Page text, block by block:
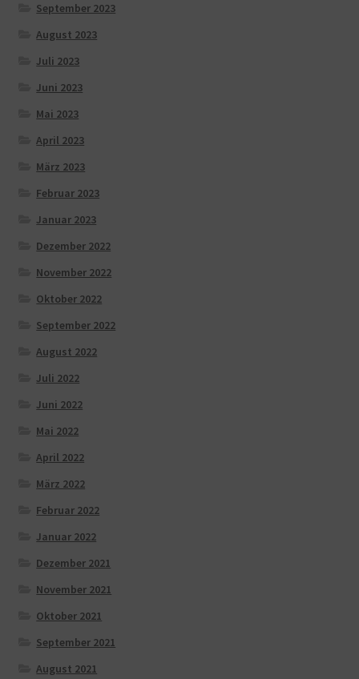
September 2023
August 2023
Juli 2023
Juni 2023
Mai 2023
April 2023
März 2023
Februar 2023
Januar 2023
Dezember 2022
November 2022
Oktober 2022
September 2022
August 2022
Juli 2022
Juni 2022
Mai 2022
April 2022
März 2022
Februar 2022
Januar 2022
Dezember 2021
November 2021
Oktober 2021
September 2021
August 2021